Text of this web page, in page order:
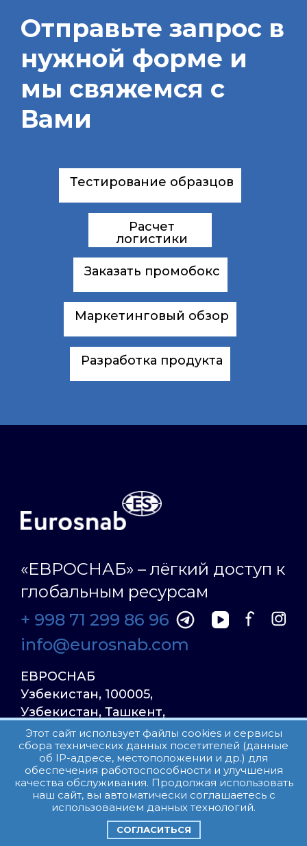
Отправьте запрос в
нужной форме и
мы свяжемся с
Вами
Тестирование образцов
Расчет
логистики
Заказать промобокс
Маркетинговый обзор
Разработка продукта
«ЕВРОСНАБ» – лёгкий доступ к
глобальным ресурсам
+ 998 71 299 86 96
info@eurosnab.com
ЕВРОСНАБ
Узбекистан, 100005,
Узбекистан, Ташкент,
Улица Фаргона Йули
23, дом 31
Все права защищены.
Пользовательское соглашение
Этот сайт использует файлы cookies и сервисы
сбора технических данных посетителей (данные
об IP-адресе, местоположении и др.) для
обеспечения работоспособности и улучшения
качества обслуживания. Продолжая использовать
наш сайт, вы автоматически соглашаетесь с
использованием данных технологий.
СОГЛАСИТЬСЯ